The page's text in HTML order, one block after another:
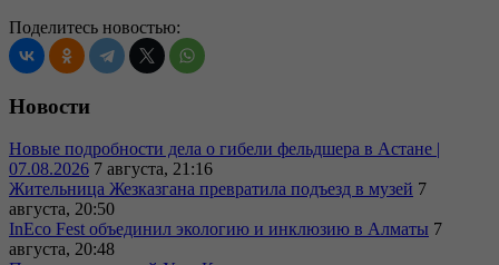
Поделитесь новостью:
Новости
Новые подробности дела о гибели фельдшера в Астане |
07.08.2026 7 августа, 21:16
Жительница Жезказгана превратила подъезд в музей 7
августа, 20:50
InEco Fest объединил экологию и инклюзию в Алматы 7
августа, 20:48